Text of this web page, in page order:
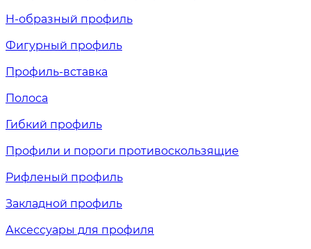
H-образный профиль
Фигурный профиль
Профиль-вставка
Полоса
Гибкий профиль
Профили и пороги противоскользящие
Рифленый профиль
Закладной профиль
Аксессуары для профиля